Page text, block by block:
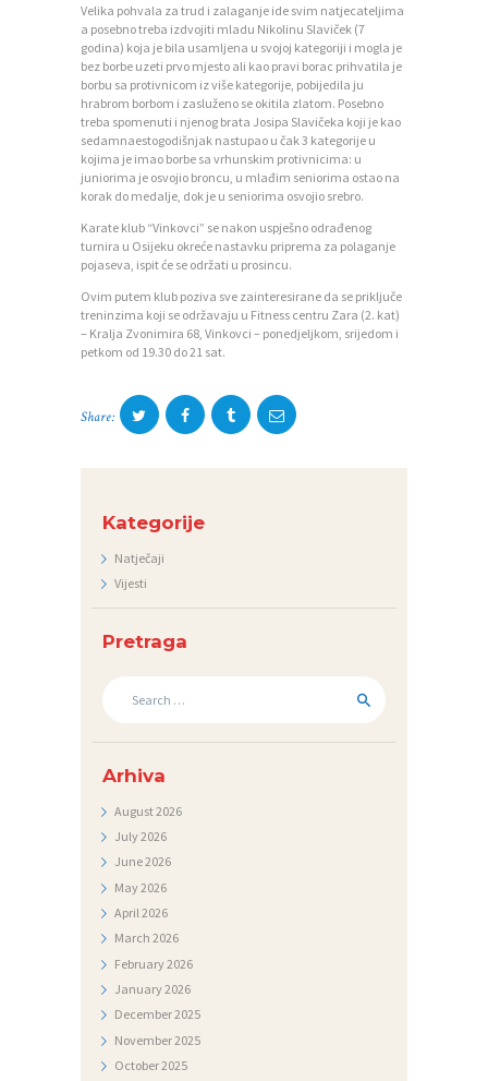
Velika pohvala za trud i zalaganje ide svim natjecateljima
a posebno treba izdvojiti mladu Nikolinu Slaviček (7
godina) koja je bila usamljena u svojoj kategoriji i mogla je
bez borbe uzeti prvo mjesto ali kao pravi borac prihvatila je
borbu sa protivnicom iz više kategorije, pobijedila ju
hrabrom borbom i zasluženo se okitila zlatom. Posebno
treba spomenuti i njenog brata Josipa Slavičeka koji je kao
sedamnaestogodišnjak nastupao u čak 3 kategorije u
kojima je imao borbe sa vrhunskim protivnicima: u
juniorima je osvojio broncu, u mlađim seniorima ostao na
korak do medalje, dok je u seniorima osvojio srebro.
Karate klub “Vinkovci” se nakon uspješno odrađenog
turnira u Osijeku okreće nastavku priprema za polaganje
pojaseva, ispit će se održati u prosincu.
Ovim putem klub poziva sve zainteresirane da se priključe
treninzima koji se održavaju u Fitness centru Zara (2. kat)
– Kralja Zvonimira 68, Vinkovci – ponedjeljkom, srijedom i
petkom od 19.30 do 21 sat.
Share:
Kategorije
Natječaji
Vijesti
Pretraga
Arhiva
August2026
July2026
June2026
May2026
April 2026
March 2026
February2026
January2026
December2025
November2025
October2025